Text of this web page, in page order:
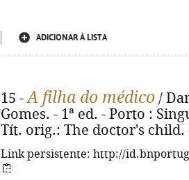
ADICIONAR À LISTA
15 -A filha do médico /
Gomes. - 1ª ed. - Porto :
Tít. orig.: The doctor's child.
Link persistente: http://